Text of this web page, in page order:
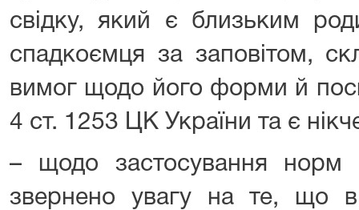
свідку, який є близьким
спадкоємця за заповітом,
вимог щодо його форми й
4 ст. 1253 ЦК України та є
– щодо застосування норм
звернено увагу на те, що